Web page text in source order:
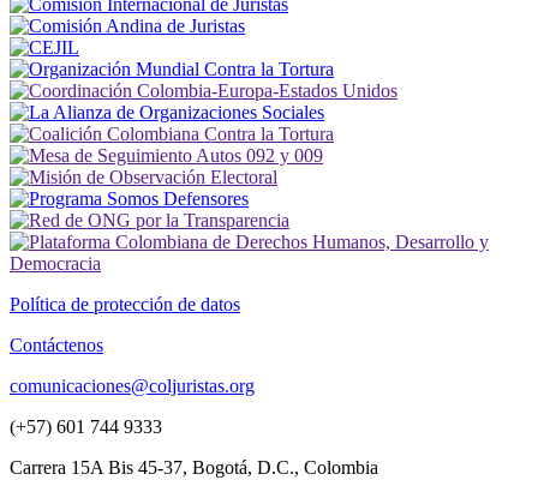
Política de protección de datos
Contáctenos
comunicaciones@coljuristas.org
(+57) 601 744 9333
Carrera 15A Bis 45-37, Bogotá, D.C., Colombia